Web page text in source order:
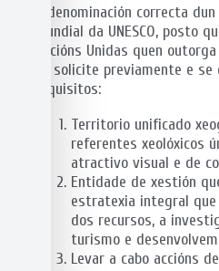
A denominación correcta
Mundial da UNESCO, posto
Nacións Unidas quen
se solicite previamente e
requisitos:
Territorio unificado
referentes xeolóxicos
atractivo visual e de
Entidade de xestión
estratexia integral que
dos recursos, a
turismo e
Levar a cabo accións